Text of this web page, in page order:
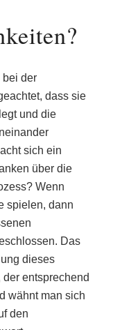
bei der
dass sie
und die
sich ein
über die
Wenn
spielen, dann
Das
dieses
entsprechend
wähnt man sich
den